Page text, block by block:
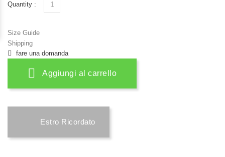
Quantity :
Size Guide
Shipping
fare una domanda
Aggiungi al carrello
Estro Ricordato